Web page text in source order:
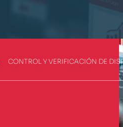
CONTROL Y VERIFICACIÓN DE